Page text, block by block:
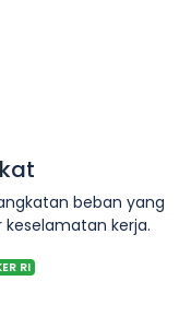
beban yang
kerja.
RI